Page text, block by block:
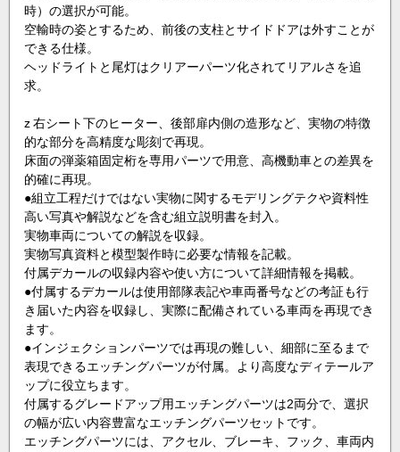
時）の選択が可能。
空輸時の姿とするため、前後の支柱とサイドドアは外すことが
できる仕様。
ヘッドライトと尾灯はクリアーパーツ化されてリアルさを追
求。
z 右シート下のヒーター、後部扉内側の造形など、実物の特徴
的な部分を高精度な彫刻で再現。
床面の弾薬箱固定桁を専用パーツで用意、高機動車との差異を
的確に再現。
●組立工程だけではない実物に関するモデリングテクや資料性
高い写真や解説などを含む組立説明書を封入。
実物車両についての解説を収録。
実物写真資料と模型製作時に必要な情報を記載。
付属デカールの収録内容や使い方について詳細情報を掲載。
●付属するデカールは使用部隊表記や車両番号などの考証も行
き届いた内容を収録し、実際に配備されている車両を再現でき
ます。
●インジェクションパーツでは再現の難しい、細部に至るまで
表現できるエッチングパーツが付属。より高度なディテールア
ップに役立ちます。
付属するグレードアップ用エッチングパーツは2両分で、選択
の幅が広い内容豊富なエッチングパーツセットです。
エッチングパーツには、アクセル、ブレーキ、フック、車両内